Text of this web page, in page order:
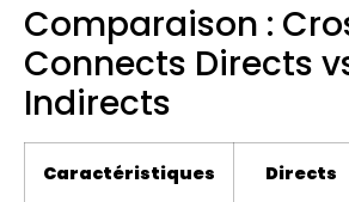
Comparaison :
Connects Directs
Indirects
Caractéristiques Directs